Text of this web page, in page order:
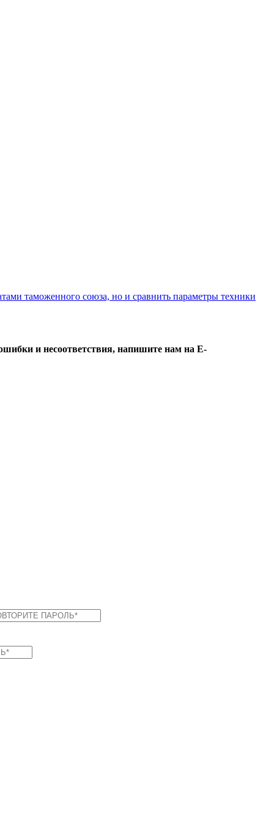
таможенного союза, но и сравнить параметры техники
и несоответствия, напишите нам на E-